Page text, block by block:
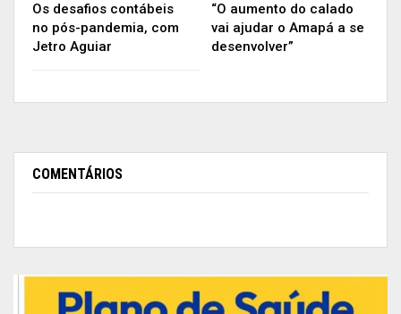
Os desafios contábeis
no pós-pandemia, com
Jetro Aguiar
“O aumento do calado
vai ajudar o Amapá a se
desenvolver”
COMENTÁRIOS